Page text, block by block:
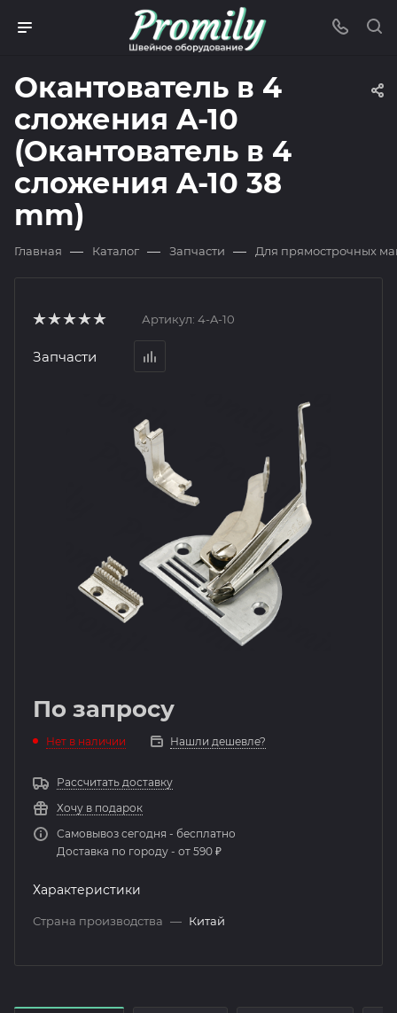
Окантователь в 4
сложения A-10
(Окантователь в 4
сложения A-10 38
mm)
Главная — Каталог — Запчасти — Для прямострочных
Артикул: 4-A-10
Запчасти
По запросу
Нет в наличии Нашли дешевле?
Рассчитать доставку
Хочу в подарок
Самовывоз сегодня - бесплатно
Доставка по городу - от 590 ₽
Характеристики
Страна производства — Китай